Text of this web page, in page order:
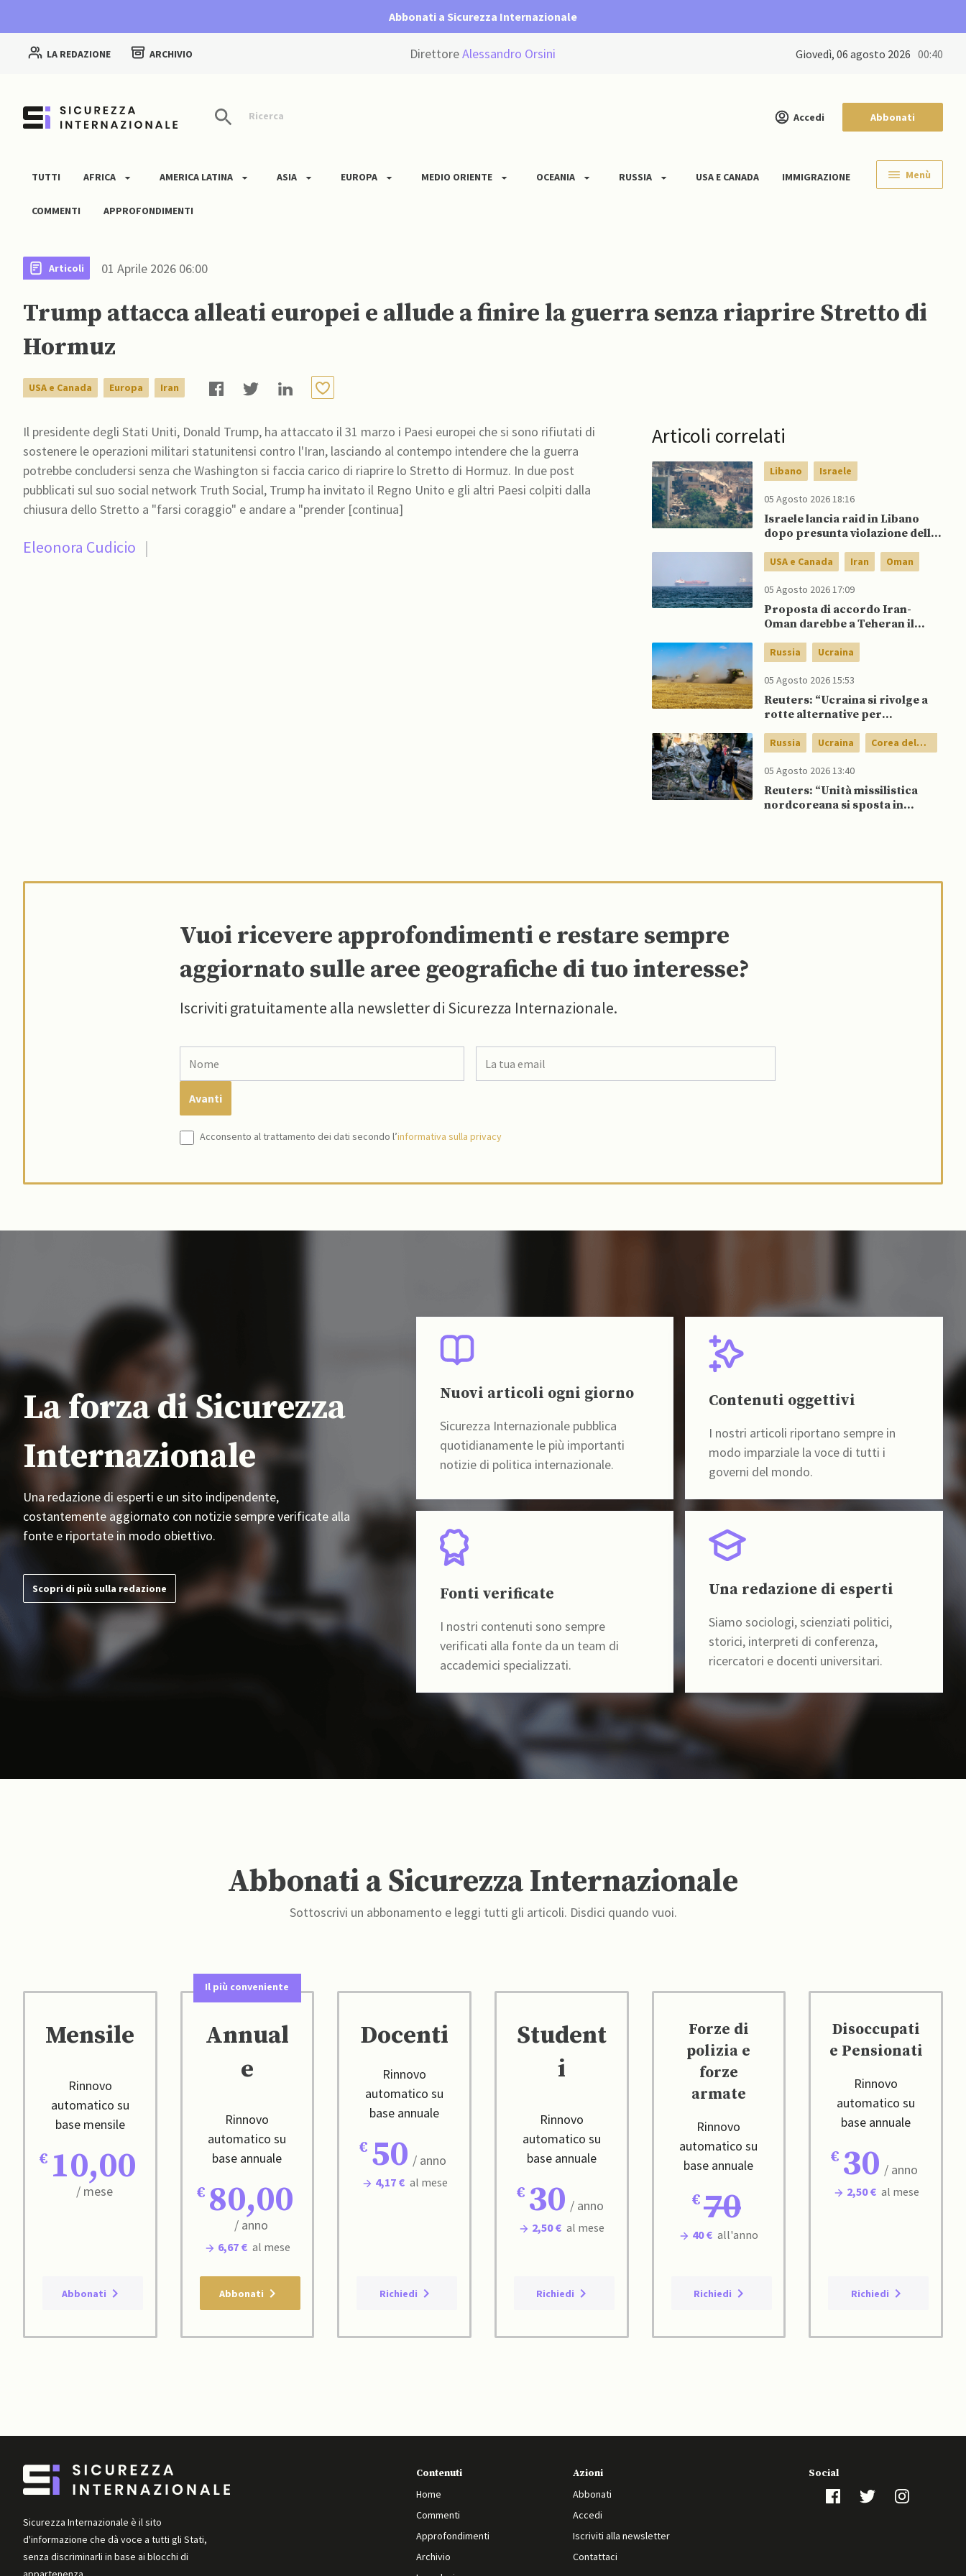
Abbonati a Sicurezza Internazionale
LA REDAZIONE ARCHIVIO DirettoreAlessandro Orsini giovedì, 06 agosto 2026 00:40
Ricerca Accedi Abbonati
TUTTI AFRICA AMERICA LATINA ASIA EUROPA MEDIO ORIENTE OCEANIA RUSSIA USA E CANADA IMMIGRAZIONE
COMMENTI APPROFONDIMENTI
Menù
Articoli 01 Aprile 2026 06:00
Trump attacca alleati europei e allude a finire la guerra senza riaprire Stretto di
Hormuz
USA e Canada Europa Iran
Il presidente degli Stati Uniti, Donald Trump, ha attaccato il 31 marzo i Paesi europei che si sono rifiutati di
sostenere le operazioni militari statunitensi contro l'Iran, lasciando al contempo intendere che la guerra
potrebbe concludersi senza che Washington si faccia carico di riaprire lo Stretto di Hormuz. In due post
pubblicati sul suo social network Truth Social, Trump ha invitato il Regno Unito e gli altri Paesi colpiti dalla
chiusura dello Stretto a "farsi coraggio" e andare a "prender [continua]
Eleonora Cudicio |
Articoli correlati
Libano Israele
05 Agosto 2026 18:16
Israele lancia raid in Libano
dopo presunta violazione della
USA e Canada Iran Oman
05 Agosto 2026 17:09
Proposta di accordo Iran-
Oman darebbe a Teheran il
nel Golfo
Russia Ucraina
05 Agosto 2026 15:53
Reuters: “Ucraina si rivolge a
rotte alternative per
Russia Ucraina
Corea del
Nord
05 Agosto 2026 13:40
Reuters: “Unità missilistica
nordcoreana si sposta in
Vuoi ricevere approfondimenti e restare sempre
aggiornato sulle aree geografiche di tuo interesse?
Iscriviti gratuitamente alla newsletter di Sicurezza Internazionale.
Acconsento al trattamento dei dati secondo l’informativa sulla privacy
La forza di Sicurezza
Internazionale
Una redazione di esperti e un sito indipendente,
costantemente aggiornato con notizie sempre verificate alla
fonte e riportate in modo obiettivo.
Scopri di più sulla redazione
Nuovi articoli ogni giorno
Sicurezza Internazionale pubblica
quotidianamente le più importanti
notizie di politica internazionale.
Contenuti oggettivi
I nostri articoli riportano sempre in
modo imparziale la voce di tutti i
governi del mondo.
Fonti verificate
I nostri contenuti sono sempre
verificati alla fonte da un team di
accademici specializzati.
Una redazione di esperti
Siamo sociologi, scienziati politici,
storici, interpreti di conferenza,
ricercatori e docenti universitari.
Abbonati a Sicurezza Internazionale
Sottoscrivi un abbonamento e leggi tutti gli articoli. Disdici quando vuoi.
Mensile
Rinnovo
automatico su
base mensile
10,00
/ mese
Abbonati
Il più conveniente
Annual
e
Rinnovo
automatico su
base annuale
80,00
/ anno
6,67 € al mese
Abbonati
Docenti
Rinnovo
automatico su
base annuale
50 / anno
4,17 € al mese
Richiedi
Student
i
Rinnovo
automatico su
base annuale
30 / anno
2,50 € al mese
Richiedi
Forze di
polizia e
forze
armate
Rinnovo
automatico su
base annuale
70
40 € all'anno
Richiedi
Disoccupati
e Pensionati
Rinnovo
automatico su
base annuale
30 / anno
2,50 € al mese
Richiedi
Sicurezza Internazionale è il sito
d'informazione che dà voce a tutti gli Stati,
senza discriminarli in base ai blocchi di
Contenuti
Home
Commenti
Approfondimenti
Archivio
Azioni
Abbonati
Accedi
Iscriviti alla newsletter
Contattaci
Social